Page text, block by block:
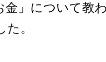
金」について教
。